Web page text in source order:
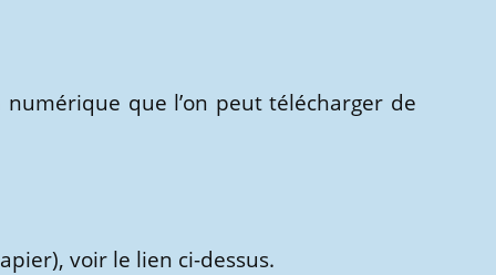
que l’on peut télécharger de
voir le lien ci-dessus.